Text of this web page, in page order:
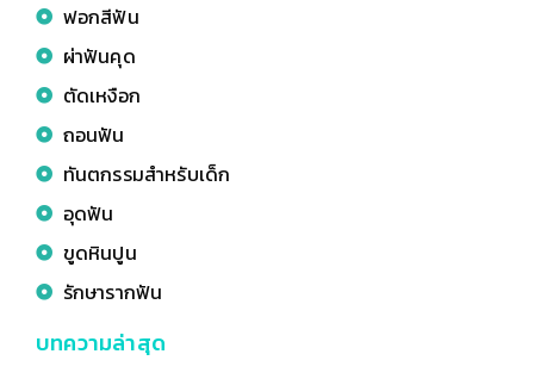
ฟอกสีฟัน
ผ่าฟันคุด
ตัดเหงือก
ถอนฟัน
ทันตกรรมสำหรับเด็ก
อุดฟัน
ขูดหินปูน
รักษารากฟัน
บทความล่าสุด